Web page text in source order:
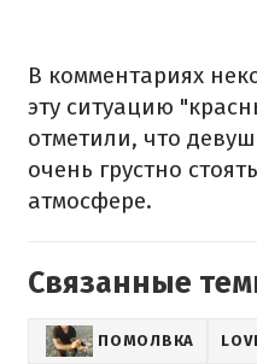
В комментариях
эту ситуацию
отметили, что
очень грустно
атмосфере.
Связанные
ПОМОЛВКА